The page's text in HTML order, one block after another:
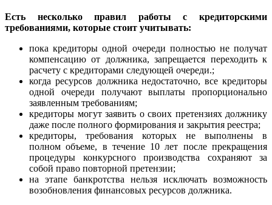
Есть несколько правил работы с кредиторскими
требованиями, которые стоит учитывать:
пока кредиторы одной очереди полностью не получат
компенсацию от должника, запрещается переходить к
расчету с кредиторами следующей очереди.;
когда ресурсов должника недостаточно, все кредиторы
одной очереди получают выплаты пропорционально
заявленным требованиям;
кредиторы могут заявить о своих претензиях должнику
даже после полного формирования и закрытия реестра;
кредиторы, требования которых не выполнены в
полном объеме, в течение 10 лет после прекращения
процедуры конкурсного производства сохраняют за
собой право повторной претензии;
на этапе банкротства нельзя исключать возможность
возобновления финансовых ресурсов должника.